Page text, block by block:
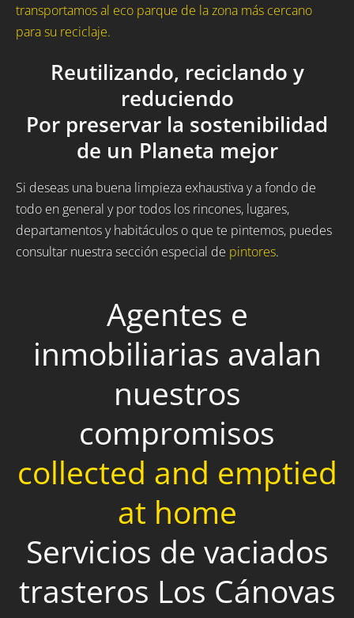
transportamos al eco parque de la zona más cercano
para su reciclaje.
Reutilizando, reciclando y
reduciendo
Por preservar la sostenibilidad
de un Planeta mejor
Si deseas una buena limpieza exhaustiva y a fondo de
todo en general y por todos los rincones, lugares,
departamentos y habitáculos o que te pintemos, puedes
consultar nuestra sección especial de pintores.
Agentes e
inmobiliarias avalan
nuestros
compromisos
collected and emptied
at home
Servicios de vaciados
trasteros Los Cánovas